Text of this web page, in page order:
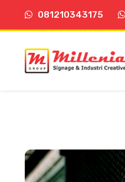
081210343175